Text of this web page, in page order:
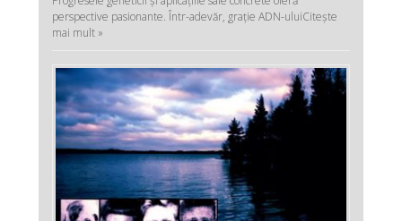
perspective pasionante. Într-adevăr, graţie ADN-uluiCitește
mai mult »